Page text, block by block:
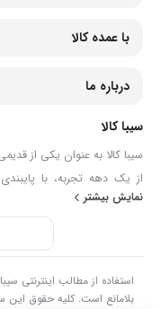
با عمده کالا
درباره ما
سیبا کالا
سیبا کالا به عنوان یکی از
بازگشت کالا و تضمین
جهان، به بزرگ‌ترین فروشگاه
سیبا کالا با دنیایی از کالا
خطور می‌کند در اینجا پیدا
نمایش بیشتر
استفاده از مطالب اینترنتی
بلامانع است. کلیه حقوق این